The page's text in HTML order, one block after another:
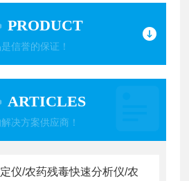
PRODUCT
信誉的保证！
ARTICLES
决方案供应商！
仪/农药残毒快速分析仪/农